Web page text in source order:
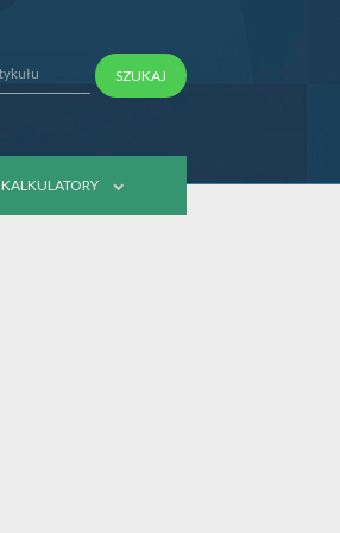
SZUKAJ
KALKULATORY